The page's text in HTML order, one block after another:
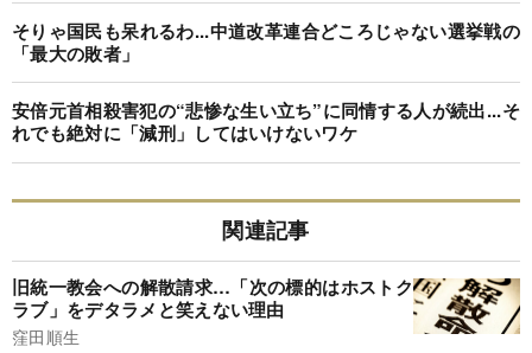
そりゃ国民も呆れるわ...中道改革連合どころじゃない選挙戦の
「最大の敗者」
安倍元首相殺害犯の“悲惨な生い立ち”に同情する人が続出...そ
れでも絶対に「減刑」してはいけないワケ
関連記事
旧統一教会への解散請求…「次の標的はホストク
ラブ」をデタラメと笑えない理由
窪田順生